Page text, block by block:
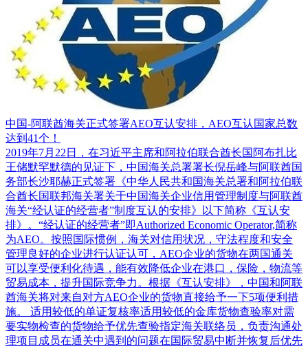
中国-阿联酋海关正式签署AEO互认安排，AEO互认国家总数
达到41个！
2019年7月22日，在习近平主席和阿拉伯联合酋长国阿布扎比
王储默罕默德的见证下，中国海关总署署长倪岳峰与阿联酋国
务部长沙耶赫正式签署《中华人民共和国海关总署和阿拉伯联
合酋长国联邦海关署关于中国海关企业信用管理制度与阿联酋
海关“经认证的经营者”制度互认的安排》以下简称《互认安
排》。“经认证的经营者”即Authorized Economic Operator,简称
为AEO。按照国际惯例，海关对信用状况，守法程度和安全
管理良好的企业进行认证认可，AEO企业的货物在两国通关
可以享受便利化待遇，能有效降低企业在港口，保险，物流等
贸易成本，提升国际竞争力。根据《互认安排》，中国和阿联
酋海关将对来自对方AEO企业的货物直接给予一下5项便利措
施。 适用较低的单证复核率适用较低的金库货物查验率对需
要实物检查的货物给予优先查验指定海关联络员，负责沟通处
理项目成员在通关中遇到的问题在国际贸易中断并恢复后优先